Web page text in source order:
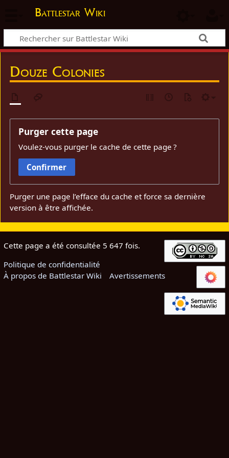
Battlestar Wiki
Douze Colonies
Purger cette page
Voulez-vous purger le cache de cette page ?
Confirmer
Purger une page l’efface du cache et force sa dernière
version à être affichée.
Cette page a été consultée 5 647 fois.
Politique de confidentialité
À propos de Battlestar Wiki
Avertissements